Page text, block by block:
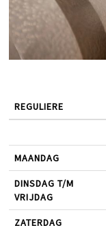
REGULIERE
MAANDAG
DINSDAG T/M
VRIJDAG
ZATERDAG